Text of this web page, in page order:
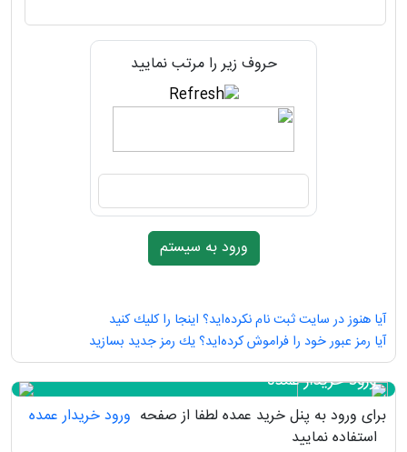
حروف زیر را مرتب نمایید
آیا هنوز در سایت ثبت نام نكرده‌اید؟ اینجا را كلیك كنید
آیا رمز عبور خود را فراموش كرده‌اید؟ یك رمز جدید بسازید
ورود خریدار عمده
برای ورود به پنل خرید عمده لطفا از صفحه ورود خریدار عمده
استفاده نمایید